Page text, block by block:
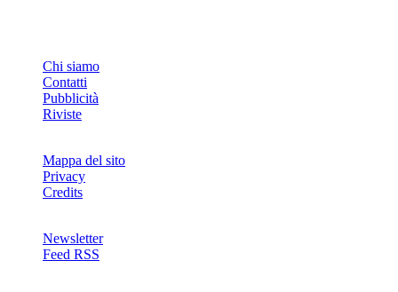
Chi siamo
Contatti
Pubblicità
Riviste
Mappa del sito
Privacy
Credits
Newsletter
Feed RSS